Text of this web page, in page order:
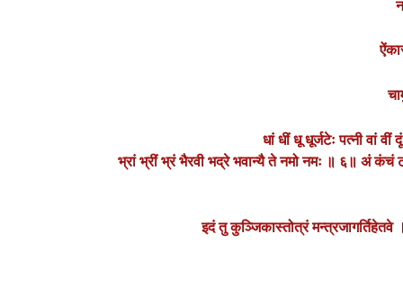
धां धीं धू धूर्जटेः पत्नी वां
भ्रां भ्रीं भ्रं भैरवी भद्रे भवान्यै ते नमो नमः ॥ ६॥ अं कंचं
इदं तु कुञ्जिकास्तोत्रं